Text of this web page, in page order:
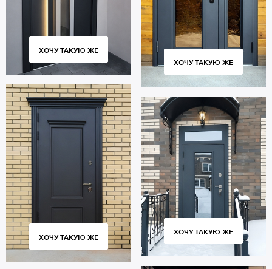
ХОЧУ ТАКУЮ ЖЕ
ХОЧУ ТАКУЮ ЖЕ
ХОЧУ ТАКУЮ ЖЕ
ХОЧУ ТАКУЮ ЖЕ